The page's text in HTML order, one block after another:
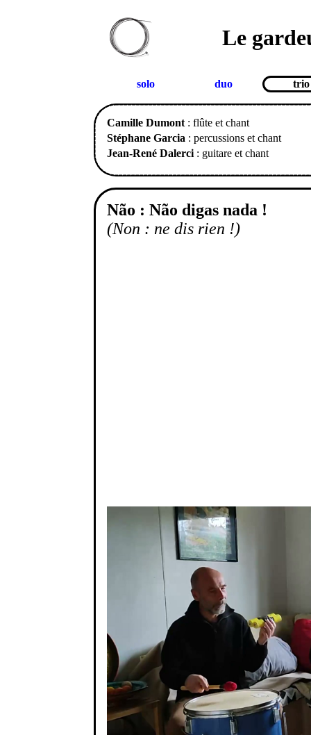
Le
solo duo trio
Camille Dumont: flûte et chant
Stéphane Garcia : percussions et chant
Jean-René Dalerci: guitare et chant
Não : Não digas nada !
(Non : ne dis rien !)